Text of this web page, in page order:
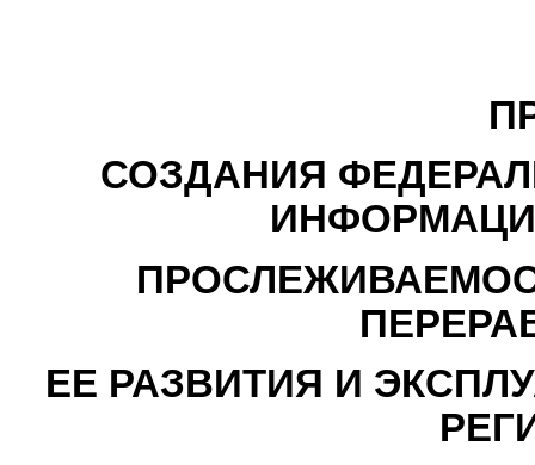
СОЗДАНИЯ
ЕЕ РАЗВИТИЯ И